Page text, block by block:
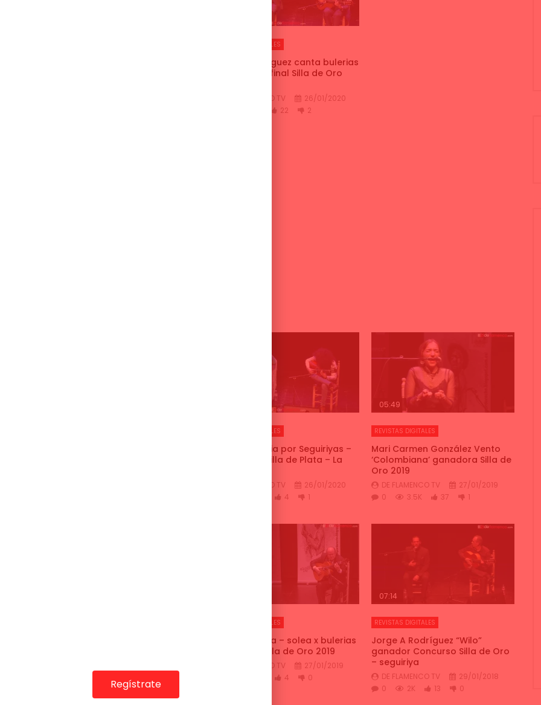
REVISTAS DIGITALES
Álvaro Rodriguez canta bulerias
por soleá – final Silla de Oro
DE FLAMENCO TV
26/01/2020
22 2
REVISTAS DIGITALES
Marga Garcia por Seguiriyas –
Ganadora Silla de Plata – La
DE FLAMENCO TV
26/01/2020
4 1
05:49
REVISTAS DIGITALES
Mari Carmen González Vento
‘Colombiana’ ganadora Silla de
Oro 2019
DE FLAMENCO TV
27/01/2019
0
3.5K 37 1
Lacalle
DE FLAMENCO TV
27/01/2019
1.6K 2 0
REVISTAS DIGITALES
Antonio Haya – solea x bulerias
en la final Silla de Oro 2019
DE FLAMENCO TV
27/01/2019
4 0
07:14
REVISTAS DIGITALES
Jorge A Rodríguez “Wilo”
ganador Concurso Silla de Oro
– seguiriya
DE FLAMENCO TV
29/01/2018
0
2K 13 0
Regístrate